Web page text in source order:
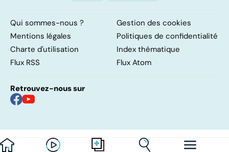
Qui sommes-nous ?
Gestion des cookies
Mentions légales
Politiques de confidentialité
Charte d'utilisation
Index thématique
Flux RSS
Flux Atom
Retrouvez-nous sur